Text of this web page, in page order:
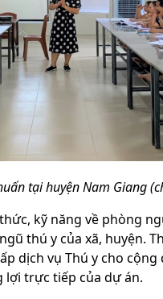
tại huyện Nam Giang
kỹ năng về phòng
thú y của xã, huyện.
dịch vụ Thú y cho
lợi trực tiếp của dự án.